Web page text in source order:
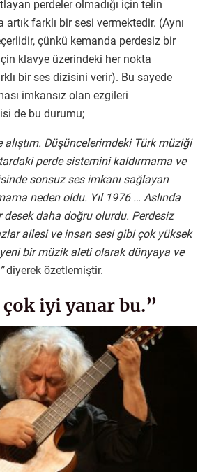
perdeler olmadığı için telin
farklı bir sesi vermektedir. (Aynı
çünkü kemanda perdesiz bir
klavye üzerindeki her nokta
bir ses dizisini verir). Bu sayede
imkansız olan ezgileri
de bu durumu;
alıştım. Düşüncelerimdeki Türk müziği
perde sistemini kaldırmama ve
sonsuz ses imkanı sağlayan
neden oldu. Yıl 1976 … Aslında
daha doğru olurdu. Perdesiz
ailesi ve insan sesi gibi çok yüksek
bir müzik aleti olarak dünyaya ve
diyerek özetlemiştir.
çok iyi yanar bu.”